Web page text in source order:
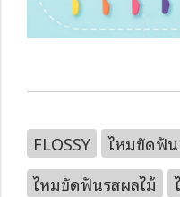
FLOSSY ไหมขัดฟั
ไหมขัดฟันรสผลไม้